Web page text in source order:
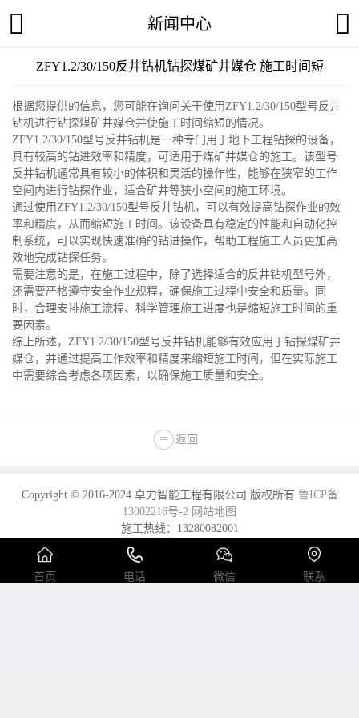
新闻中心
ZFY1.2/30/150反井钻机钻探煤矿井媒仓 施工时间短
根据您提供的信息，您可能在询问关于使用ZFY1.2/30/150型号反井
钻机进行钻探煤矿井媒仓并使施工时间缩短的情况。
ZFY1.2/30/150型号反井钻机是一种专门用于地下工程钻探的设备，
具有较高的钻进效率和精度，可适用于煤矿井媒仓的施工。该型号
反井钻机通常具有较小的体积和灵活的操作性，能够在狭窄的工作
空间内进行钻探作业，适合矿井等狭小空间的施工环境。
通过使用ZFY1.2/30/150型号反井钻机，可以有效提高钻探作业的效
率和精度，从而缩短施工时间。该设备具有稳定的性能和自动化控
制系统，可以实现快速准确的钻进操作，帮助工程施工人员更加高
效地完成钻探任务。
需要注意的是，在施工过程中，除了选择适合的反井钻机型号外，
还需要严格遵守安全作业规程，确保施工过程中安全和质量。同
时，合理安排施工流程、科学管理施工进度也是缩短施工时间的重
要因素。
综上所述，ZFY1.2/30/150型号反井钻机能够有效应用于钻探煤矿井
媒仓，并通过提高工作效率和精度来缩短施工时间，但在实际施工
中需要综合考虑各项因素，以确保施工质量和安全。
返回
Copyright © 2016-2024 卓力智能工程有限公司 版权所有 鲁ICP备
13002216号-2 网站地图
施工热线：13280082001
电话：0537-7970778 2558089 传真：0537-2208001
首页 电话 微信 联系